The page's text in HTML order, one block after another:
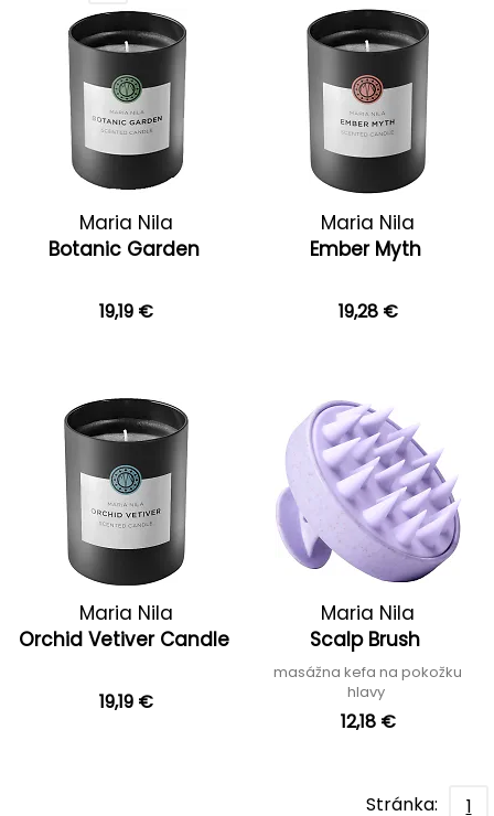
Maria Nila
Botanic Garden
19,19 €
Maria Nila
Ember Myth
19,28 €
Maria Nila
Orchid Vetiver Candle
19,19 €
Maria Nila
Scalp Brush
masážna kefa na pokožku
hlavy
12,18 €
Stránka: 1